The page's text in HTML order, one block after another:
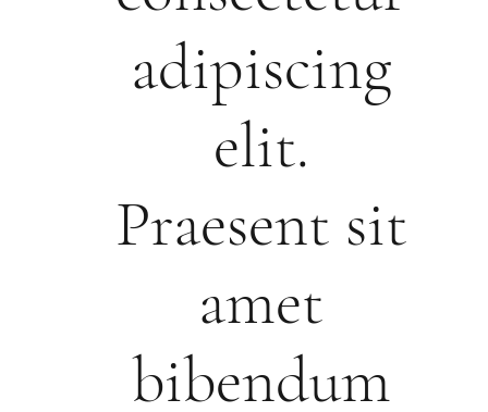
adipiscing
elit.
Praesent sit
amet
bibendum